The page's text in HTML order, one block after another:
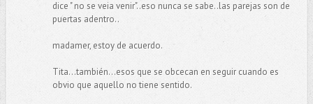
dice " no se veia venir"..eso nunca se sabe..las parejas son de
puertas adentro..
madamer, estoy de acuerdo.
Tita...también...esos que se obcecan en seguir cuando es
obvio que aquello no tiene sentido.